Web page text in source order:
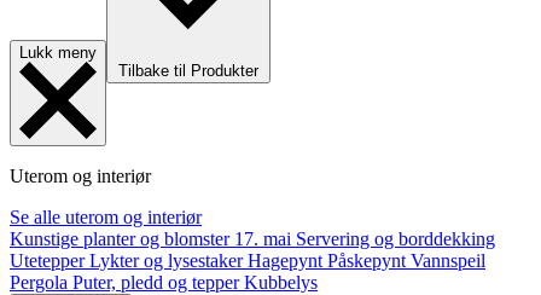
Lukk meny
Tilbake til Produkter
Uterom og interiør
Se alle uterom og interiør
Kunstige planter og blomster 17. mai Servering og borddekking
UtetepperLykter og lysestakerHagepynt Påskepynt Vannspeil
Pergola Puter, pledd og tepperKubbelys